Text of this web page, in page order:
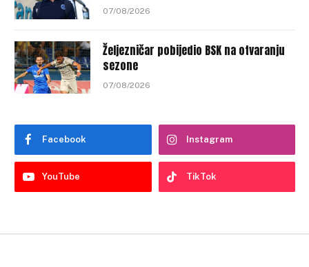
07/08/2026
Željezničar pobijedio BSK na otvaranju
sezone
07/08/2026
Facebook Instagram
YouTube TikTok